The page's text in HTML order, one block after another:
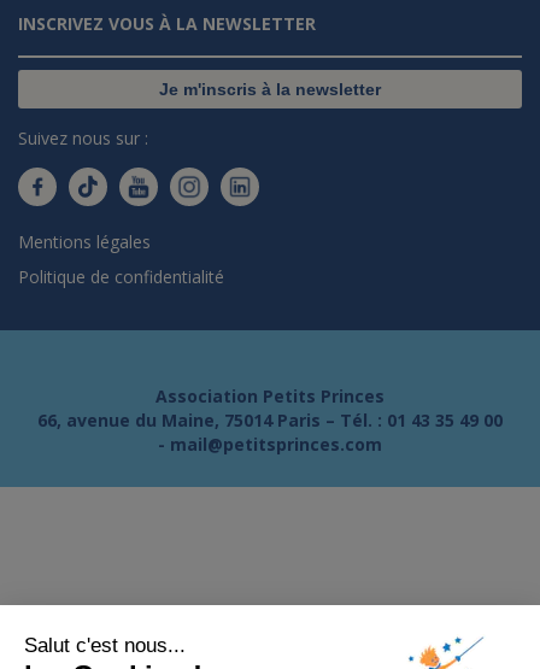
Salut c'est nous...
INSCRIVEZ VOUS À LA NEWSLETTER
Je m'inscris à la newsletter
Suivez nous sur :
Mentions légales
Politique de confidentialité
Association Petits Princes
66, avenue du Maine, 75014 Paris – Tél. : 01 43 35 49 00
- mail@petitsprinces.com